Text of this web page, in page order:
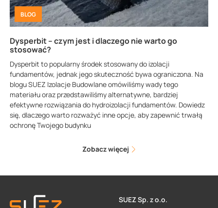
BLOG
Dysperbit – czym jest i dlaczego nie warto go
stosować?
Dysperbit to popularny środek stosowany do izolacji
fundamentów, jednak jego skuteczność bywa ograniczona. Na
blogu SUEZ Izolacje Budowlane omówiliśmy wady tego
materiału oraz przedstawiliśmy alternatywne, bardziej
efektywne rozwiązania do hydroizolacji fundamentów. Dowiedz
się, dlaczego warto rozważyć inne opcje, aby zapewnić trwałą
ochronę Twojego budynku
Zobacz więcej
SUEZ Sp. z o.o.